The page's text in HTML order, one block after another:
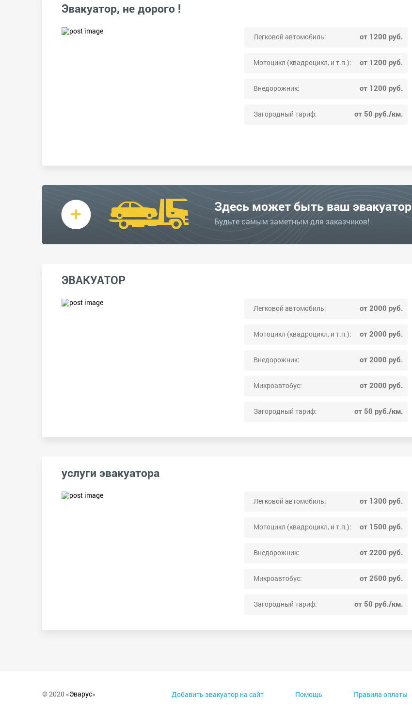
Эвакуатор, не дорого !
Легковой автомобиль: от 1200 руб.
Мотоцикл (квадроцикл, и т.п.): от 1200 руб.
Внедорожник: от 1200 руб.
Загородный тариф: от 50 руб./км.
Здесь может быть ваш эвакуатор
Будьте самым заметным для заказчиков!
ЭВАКУАТОР
Легковой автомобиль: от 2000 руб.
Мотоцикл (квадроцикл, и т.п.): от 2000 руб.
Внедорожник: от 2000 руб.
Микроавтобус: от 2000 руб.
Загородный тариф: от 50 руб./км.
услуги эвакуатора
Легковой автомобиль: от 1300 руб.
Мотоцикл (квадроцикл, и т.п.): от 1500 руб.
Внедорожник: от 2200 руб.
Микроавтобус: от 2500 руб.
Загородный тариф: от 50 руб./км.
© 2020 «Эварус» Добавить эвакуатор на сайт Помощь Правила оплаты